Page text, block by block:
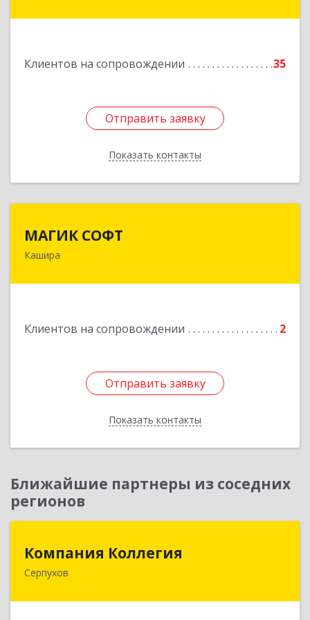
Клиентов на сопровождении 35
Отправить заявку
Показать контакты
Отправить заявку
Назад
МАГИК СОФТ
Кашира
Клиентов на сопровождении 2
Отправить заявку
Показать контакты
Отправить заявку
Назад
Ближайшие партнеры из соседних
регионов
Компания Коллегия
Серпухов
142211, Московская обл, Серпухов г, Оборонная